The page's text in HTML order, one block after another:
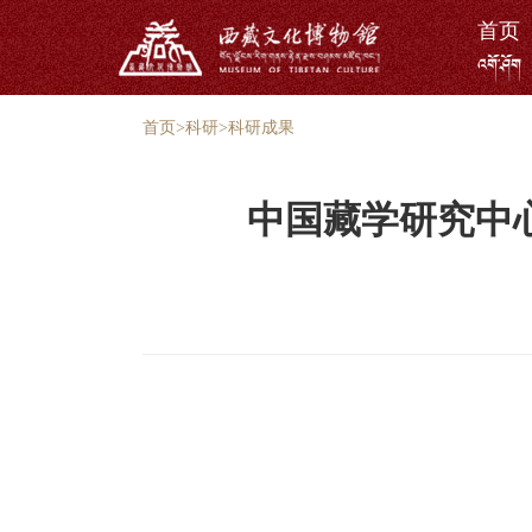
首页
འགོ་ཤོག
首页 >科研>科研成果
中国藏学研究中